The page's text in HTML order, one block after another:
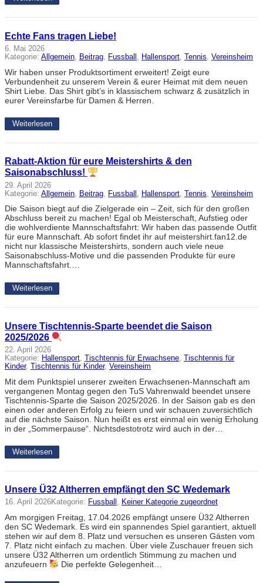
Echte Fans tragen Liebe!
6. Mai 2026
Kategorie: Allgemein, Beitrag, Fussball , Hallensport, Tennis, Vereinsheim
Wir haben unser Produktsortiment erweitert! Zeigt eure
Verbundenheit zu unserem Verein & eurer Heimat mit dem neuen
Shirt Liebe. Das Shirt gibt’s in klassischem schwarz & zusätzlich in
eurer Vereinsfarbe für Damen & Herren.
Weiterlesen
Rabatt-Aktion für eure Meistershirts & den
Saisonabschluss!
29. April 2026
Kategorie: Allgemein Beitrag Fussball Hallensport Tennis Vereinsheim
Die Saison biegt auf die Zielgerade ein – Zeit, sich für den großen
Abschluss bereit zu machen! Egal ob Meisterschaft, Aufstieg oder
die wohlverdiente Mannschaftsfahrt: Wir haben das passende Outfit
für eure Mannschaft. Ab sofort findet ihr auf meistershirt.fan12.de
nicht nur klassische Meistershirts, sondern auch viele neue
Saisonabschluss-Motive und die passenden Produkte für eure
Mannschaftsfahrt.…
Weiterlesen
Unsere Tischtennis-Sparte beendet die Saison
2025/2026
22. April 2026
Kategorie: Hallensport, Tischtennis für Erwachsene,
Tischtennis für
Kinder, Tischtennis für Kinder, Vereinsheim
Mit dem Punktspiel unserer zweiten Erwachsenen-Mannschaft am
vergangenen Montag gegen den TuS Vahrenwald beendet unsere
Tischtennis-Sparte die Saison 2025/2026. In der Saison gab es den
einen oder anderen Erfolg zu feiern und wir schauen zuversichtlich
auf die nächste Saison. Nun heißt es erst einmal ein wenig Erholung
in der „Sommerpause“. Nichtsdestotrotz wird auch in der…
Weiterlesen
Unsere Ü32 Altherren empfängt den SC Wedemark
16. April 2026Kategorie: Fussball , Keiner Kategorie zugeordnet
Am morgigen Freitag, 17.04.2026 empfängt unsere Ü32 Altherren
den SC Wedemark. Es wird ein spannendes Spiel garantiert, aktuell
stehen wir auf dem 8. Platz und versuchen es unseren Gästen vom
7. Platz nicht einfach zu machen. Über viele Zuschauer freuen sich
unsere Ü32 Altherren um ordentlich Stimmung zu machen und
anzufeuern
Die perfekte Gelegenheit…